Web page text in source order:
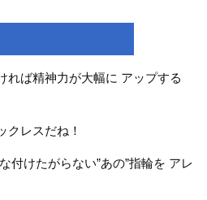
れば精神力が大幅に アップする
クレスだね！
付けたがらない”あの”指輪を アレ